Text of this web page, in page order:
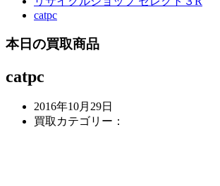
catpc
本日の買取商品
catpc
2016年10月29日
買取カテゴリー：